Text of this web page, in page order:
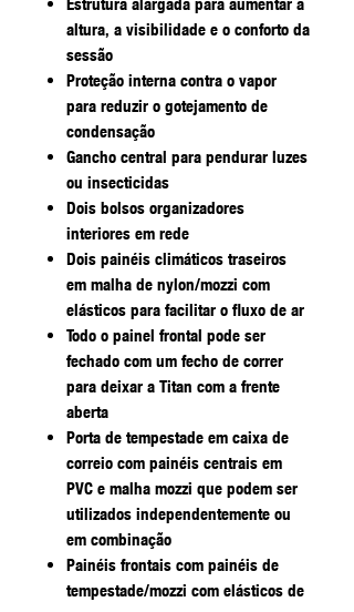
altura, a visibilidade e o conforto da
sessão
Proteção interna contra o vapor
para reduzir o gotejamento de
condensação
Gancho central para pendurar luzes
ou insecticidas
Dois bolsos organizadores
interiores em rede
Dois painéis climáticos traseiros
em malha de nylon/mozzi com
elásticos para facilitar o fluxo de ar
Todo o painel frontal pode ser
fechado com um fecho de correr
para deixar a Titan com a frente
aberta
Porta de tempestade em caixa de
correio com painéis centrais em
PVC e malha mozzi que podem ser
utilizados independentemente ou
em combinação
Painéis frontais com painéis de
tempestade/mozzi com elásticos de